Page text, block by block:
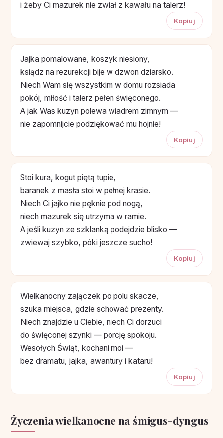
i żeby Ci mazurek nie zwiał z kawału na talerz!
Kopiuj
Jajka pomalowane, koszyk niesiony,
ksiądz na rezurekcji bije w dzwon dziarsko.
Niech Wam się wszystkim w domu rozsiada
pokój, miłość i talerz pełen święconego.
A jak Was kuzyn polewa wiadrem zimnym —
nie zapomnijcie podziękować mu hojnie!
Kopiuj
Stoi kura, kogut piętą tupie,
baranek z masła stoi w pełnej krasie.
Niech Ci jajko nie pęknie pod nogą,
niech mazurek się utrzyma w ramie.
A jeśli kuzyn ze szklanką podejdzie blisko —
zwiewaj szybko, póki jeszcze sucho!
Kopiuj
Wielkanocny zajączek po polu skacze,
szuka miejsca, gdzie schować prezenty.
Niech znajdzie u Ciebie, niech Ci dorzuci
do święconej szynki — porcję spokoju.
Wesołych Świąt, kochani moi —
bez dramatu, jajka, awantury i kataru!
Kopiuj
Życzenia wielkanocne na śmigus-dyngus